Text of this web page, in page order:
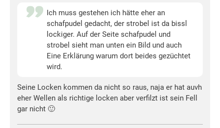
Ich muss gestehen ich hätte eher an
schafpudel gedacht, der strobel ist da bissl
lockiger. Auf der Seite schafpudel und
strobel sieht man unten ein Bild und auch
Eine Erklärung warum dort beides gezüchtet
wird.
Seine Locken kommen da nicht so raus, naja er hat auvh
eher Wellen als richtige locken aber verfilzt ist sein Fell
gar nicht 🙂